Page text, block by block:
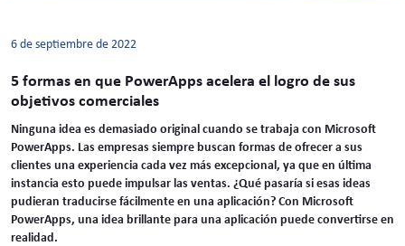
6 de septiembre de 2022
5 formas en que PowerApps acelera el logro de sus
objetivos comerciales
Ninguna idea es demasiado original cuando se trabaja con Microsoft
PowerApps. Las empresas siempre buscan formas de ofrecer a sus
clientes una experiencia cada vez más excepcional, ya que en última
instancia esto puede impulsar las ventas. ¿Qué pasaría si esas ideas
pudieran traducirse fácilmente en una aplicación? Con Microsoft
PowerApps, una idea brillante para una aplicación puede convertirse en
realidad.